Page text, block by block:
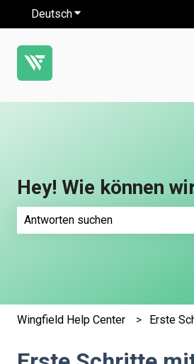
DeutschUntermenü für
Hey! Wie können
Wingfield Help Center Erste